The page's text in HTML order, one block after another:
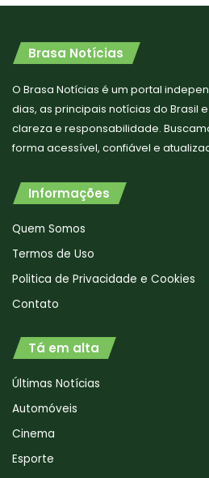
Brasa Notícias
O Brasa Notícias é um portal
dias, as principais notícias do Brasil
clareza e responsabilidade.
forma acessível, confiável e
Informações
Quem Somos
Termos de Uso
Politica de Privacidade e Cookies
Contato
Tá em alta
Últimas Notícias
Automóveis
Cinema
Esporte